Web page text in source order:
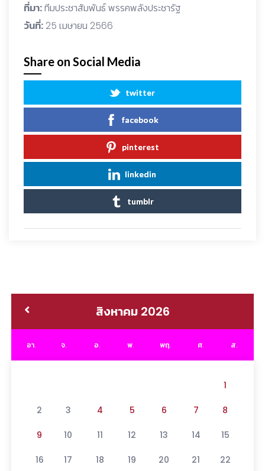
ที่มา:ทีมประชาสัมพันธ์ พรรคพลังประชารัฐ
วันที่: 25 เมษายน 2566
Share on Social Media
twitter
facebook
pinterest
linkedin
tumblr
สิงหาคม 2026
อา. จ. อ. พ. พฤ. ศ. ส.
1
2 3 4 5 6 7 8
9 10 11 12 13 14 15
16 17 18 19 20 21 22